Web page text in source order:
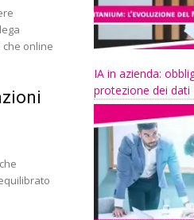
online
IA in azienda:
protezione dei dati